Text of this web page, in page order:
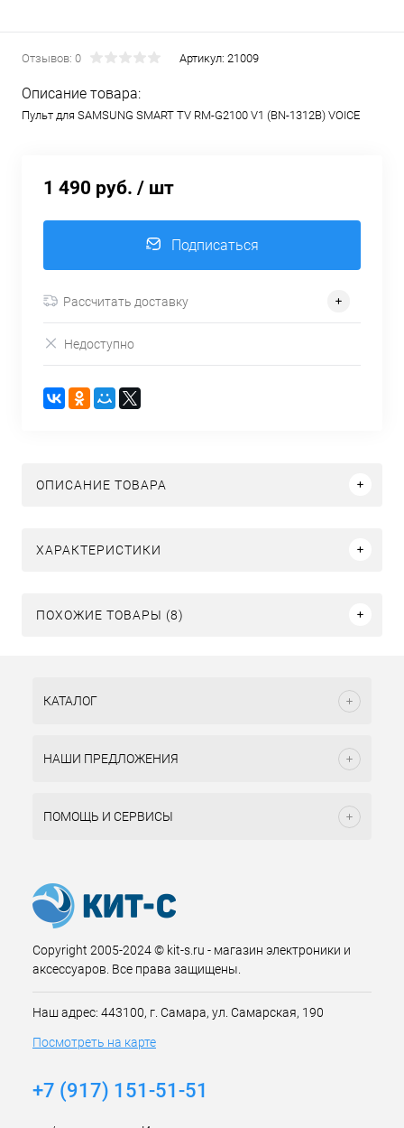
Отзывов: 0 Артикул: 21009
Описание товара:
Пульт для SAMSUNG SMART TV RM-G2100 V1 (BN-1312B) VOICE
1 490 руб. / шт
Подписаться
Рассчитать доставку
Недоступно
ОПИСАНИЕ ТОВАРА
ХАРАКТЕРИСТИКИ
ПОХОЖИЕ ТОВАРЫ (8)
КАТАЛОГ
НАШИ ПРЕДЛОЖЕНИЯ
ПОМОЩЬ И СЕРВИСЫ
Copyright 2005-2024 © kit-s.ru - магазин электроники и
аксессуаров. Все права защищены.
Наш адрес: 443100, г. Самара, ул. Самарская, 190
Посмотреть на карте
+7 (917) 151-51-51